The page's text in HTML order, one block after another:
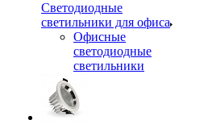
Светодиодные
светильники для офиса
Офисные
светодиодные
светильники